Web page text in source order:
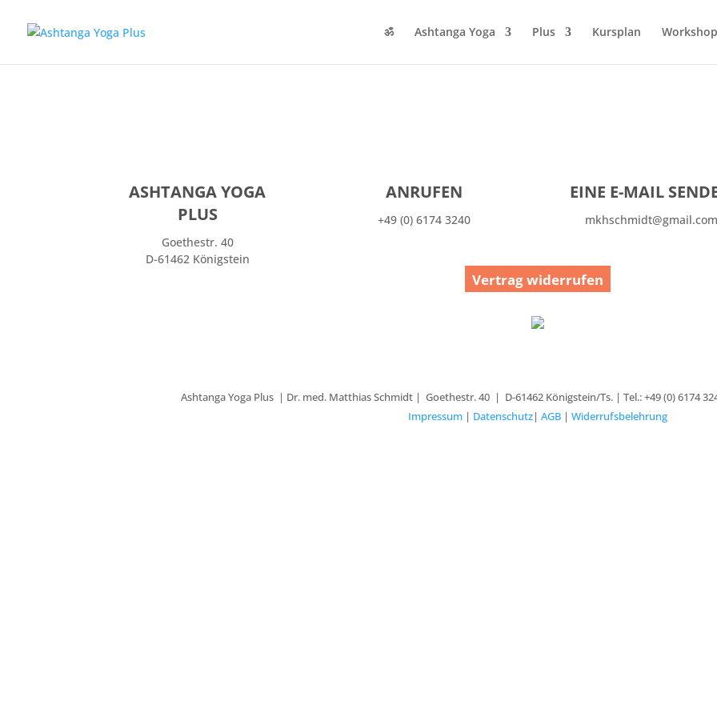
ॐ Ashtanga Yoga Plus Kursplan
Erfahrene Praktizierende können ihre Praxis noch eigenständig beenden.
ASHTANGA YOGA
PLUS
Goethestr. 40
D-61462 Königstein
ANRUFEN
+49 (0) 6174 3240
EINE E-MAIL
mkhschmidt@gmail.com
Vertrag widerrufen
Ashtanga Yoga Plus | Dr. med. Matthias Schmidt | Goethestr. 40 | D-61462 Königstein/Ts. | Tel.: +49 (0) 6174
Impressum | Datenschutz| AGB | Widerrufsbelehrung